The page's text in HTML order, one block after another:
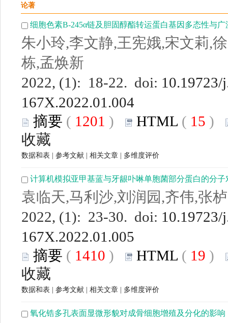
论著
细胞色素B-245α链及胆固醇酯转运蛋白基因多态性与
朱小玲,李文静,王宪娥,宋文莉,
栋,孟焕新
2022, (1): 18-22. doi: 10.19723/
167X.2022.01.004
摘要 ( 1201 ) HTML ( 15 )
收藏
数据和表 参考文献 相关文章 多维度评价
计算机模拟亚甲基蓝与牙龈卟啉单胞菌部分蛋白的分子
袁临天,马利沙,刘润园,齐伟,张
2022, (1): 23-30. doi: 10.19723/
167X.2022.01.005
摘要 ( 1410 ) HTML ( 19 )
收藏
数据和表 参考文献 相关文章 多维度评价
氧化锆多孔表面显微形貌对成骨细胞增殖及分化的影响